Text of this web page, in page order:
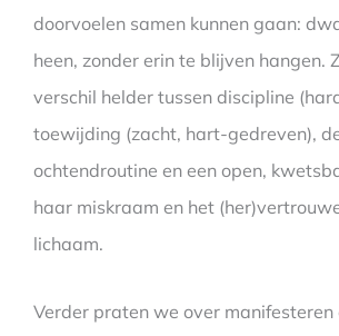
doorvoelen samen kunnen gaan:
heen, zonder erin te blijven hangen.
verschil helder tussen discipline
toewijding (zacht, hart-gedreven),
ochtendroutine en een open,
haar miskraam en het
lichaam.
Verder praten we over